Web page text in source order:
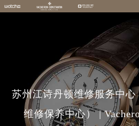
苏州江诗丹顿维修服务中心
维修保养中心） |